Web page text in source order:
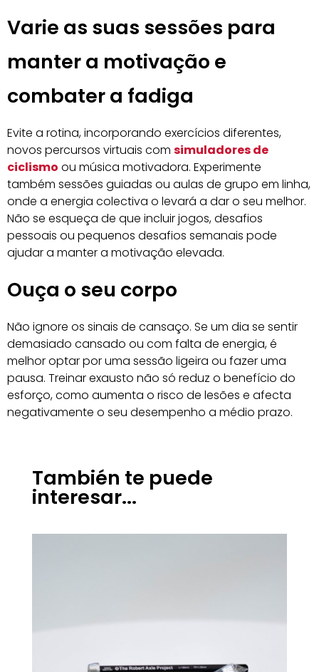
Varie as suas sessões para
manter a motivação e
combater a fadiga
Evite a rotina, incorporando exercícios diferentes,
novos percursos virtuais com simuladores de
ciclismo ou música motivadora. Experimente
também sessões guiadas ou aulas de grupo em linha,
onde a energia colectiva o levará a dar o seu melhor.
Não se esqueça de que incluir jogos, desafios
pessoais ou pequenos desafios semanais pode
ajudar a manter a motivação elevada.
Ouça o seu corpo
Não ignore os sinais de cansaço. Se um dia se sentir
demasiado cansado ou com falta de energia, é
melhor optar por uma sessão ligeira ou fazer uma
pausa. Treinar exausto não só reduz o benefício do
esforço, como aumenta o risco de lesões e afecta
negativamente o seu desempenho a médio prazo.
También te puede
interesar...